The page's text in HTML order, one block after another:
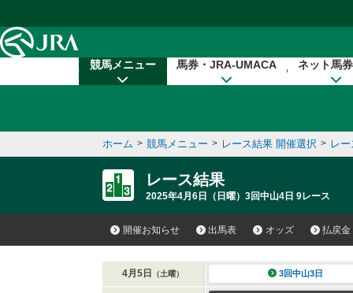
競馬メニュー 馬券・JRA-UMACA ネット馬
ホーム > 競馬メニュー > レース結果 開催選択 > レ
レース結果
2025年4月6日（日曜）3回中山4日 9レース
開催お知らせ 出馬表 オッズ 払戻金
4月5日 （土曜） 3回中山3日